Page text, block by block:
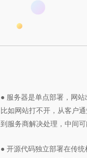
● 服务器是单点部署，网站
比如网站打不开，从客户
到服务商解决处理，中间
● 开源代码独立部署在传